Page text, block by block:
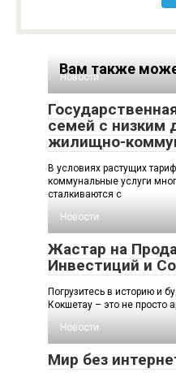
Вам также
Новости
семей с низким
жилищно-
В условиях растущих
коммунальные услуги
сталкиваются с
Новости
Жастар на
Инвестиций и
Погрузитесь в историю и
Кокшетау – это не просто
Новости
Мир без